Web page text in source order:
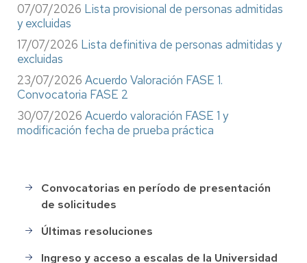
07/07/2026 Lista provisional de personas admitidas
y excluidas
17/07/2026 Lista definitiva de personas admitidas y
excluidas
23/07/2026 Acuerdo Valoración FASE 1.
Convocatoria FASE 2
30/07/2026 Acuerdo valoración FASE 1 y
modificación fecha de prueba práctica
Selección
de
Personal
Convocatorias en período de presentación
de solicitudes
Últimas resoluciones
Ingreso y acceso a escalas de la Universidad